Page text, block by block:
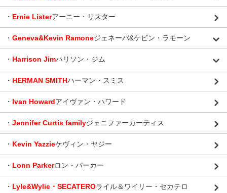
・ Ernie Listerアーニー・リスター
・ Geneva&Kevin Ramoneジェネーバ&ケビン・ラモーン
・ Harrison Jimハリソン・ジム
・ HERMAN SMITHハーマン・スミス
・ Ivan Howardアイヴァン・ハワード
・ Jennifer Curtis familyジェニファーカーティス
・ Kevin Yazzieケヴィン・ヤジー
・ Lonn Parkerロン・パーカー
・ Lyle&Wylie・SECATEROライル＆ワイリー・セカテロ